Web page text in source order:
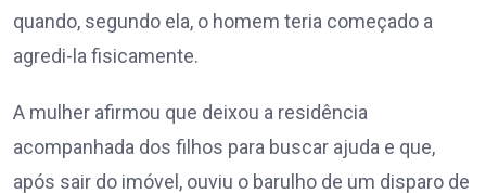
quando, segundo ela, o homem teria começado a
agredi-la fisicamente.
A mulher afirmou que deixou a residência
acompanhada dos filhos para buscar ajuda e que,
após sair do imóvel, ouviu o barulho de um disparo de